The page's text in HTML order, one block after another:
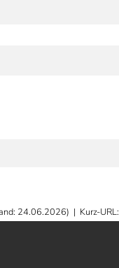
24.06.2026) | Kurz-URL: